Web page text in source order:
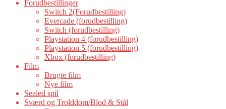
Forudbestillinger
Switch 2(Forudbestilling)
Evercade (forudbestilling)
Switch (forudbestilling)
Playstation 4 (forudbestilling)
Playstation 5 (forudbestilling)
Xbox (forudbestilling)
Film
Brugte film
Nye film
Sealed spil
Sværd og Trolddom/Blod & Stål